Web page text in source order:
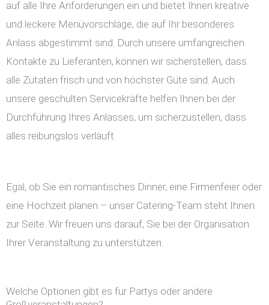
auf alle Ihre Anforderungen ein und bietet Ihnen kreative
und leckere Menüvorschläge, die auf Ihr besonderes
Anlass abgestimmt sind. Durch unsere umfangreichen
Kontakte zu Lieferanten, können wir sicherstellen, dass
alle Zutaten frisch und von höchster Güte sind. Auch
unsere geschulten Servicekräfte helfen Ihnen bei der
Durchführung Ihres Anlasses, um sicherzustellen, dass
alles reibungslos verläuft.
Egal, ob Sie ein romantisches Dinner, eine Firmenfeier oder
eine Hochzeit planen – unser Catering-Team steht Ihnen
zur Seite. Wir freuen uns darauf, Sie bei der Organisation
Ihrer Veranstaltung zu unterstützen.
Welche Optionen gibt es für Partys oder andere